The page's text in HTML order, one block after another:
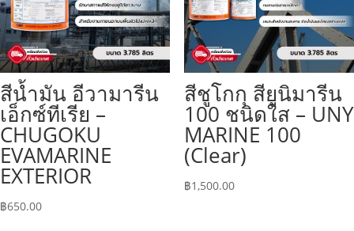
สีน้ำมัน อีวามารีน
เอ็กซ์ทีเรีย –
CHUGOKU
EVAMARINE
EXTERIOR
฿650.00
สีชูโกกุ สียูนิมารีน
100 ชนิดใส – UNY
MARINE 100
(Clear)
฿1,500.00